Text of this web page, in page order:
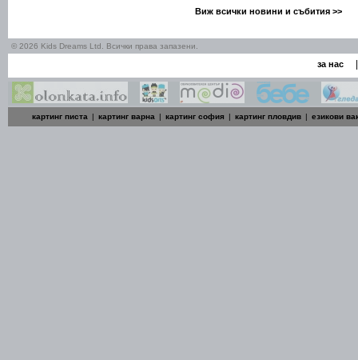
Виж всички новини и събития >>
© 2026 Kids Dreams Ltd. Всички права запазени.
за нас |
картинг писта | картинг варна | картинг софия | картинг пловдив | езикови